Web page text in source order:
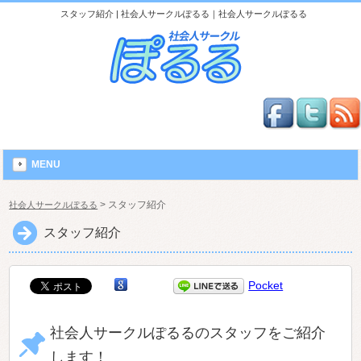
スタッフ紹介 | 社会人サークルぽるる｜社会人サークルぽるる
MENU
社会人サークルぽるる > スタッフ紹介
スタッフ紹介
Pocket
社会人サークルぽるるのスタッフをご紹介
します！